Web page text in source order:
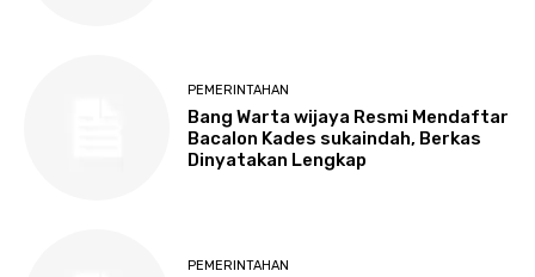
PEMERINTAHAN
Bang Warta wijaya Resmi Mendaftar
Bacalon Kades sukaindah, Berkas
Dinyatakan Lengkap
PEMERINTAHAN